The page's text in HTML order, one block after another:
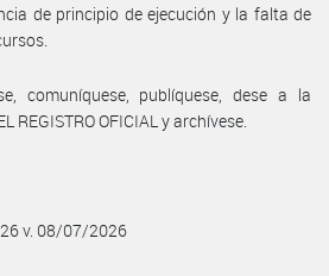
de principio de ejecución y la falta de
comuníquese, publíquese, dese a la
REGISTRO OFICIAL y archívese.
v. 08/07/2026